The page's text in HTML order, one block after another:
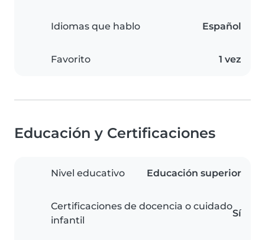
Idiomas que hablo Español
Favorito 1 vez
Educación y Certificaciones
Nivel educativo Educación superior
Certificaciones de docencia o cuidado
infantil
Sí